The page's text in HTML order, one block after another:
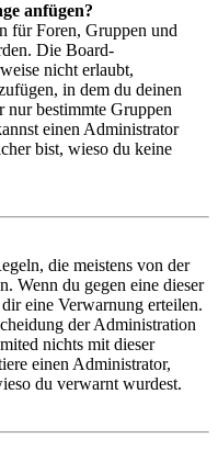
anfügen?
für Foren, Gruppen und
Die Board-
nicht erlaubt,
in dem du deinen
nur bestimmte Gruppen
einen Administrator
bist, wieso du keine
die meistens von der
Wenn du gegen eine dieser
eine Verwarnung erteilen.
der Administration
nichts mit dieser
einen Administrator,
du verwarnt wurdest.